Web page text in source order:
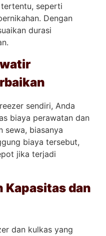
seperti
Dengan
durasi
sendiri, Anda
biaya perawatan dan
sewa, biasanya
biaya tersebut,
jika terjadi
Kapasitas dan
dan kulkas yang